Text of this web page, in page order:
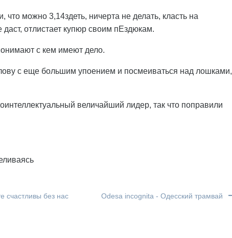
можно 3,14здеть, ничерта не делать, класть на
отлистает купюр своим пЕздюкам.
с кем имеют дело.
с еще большим упоением и посмеиваться над лошками,
величайший лидер, так что поправили
счастливы без нас Odesa incognita - Одесский трамвай